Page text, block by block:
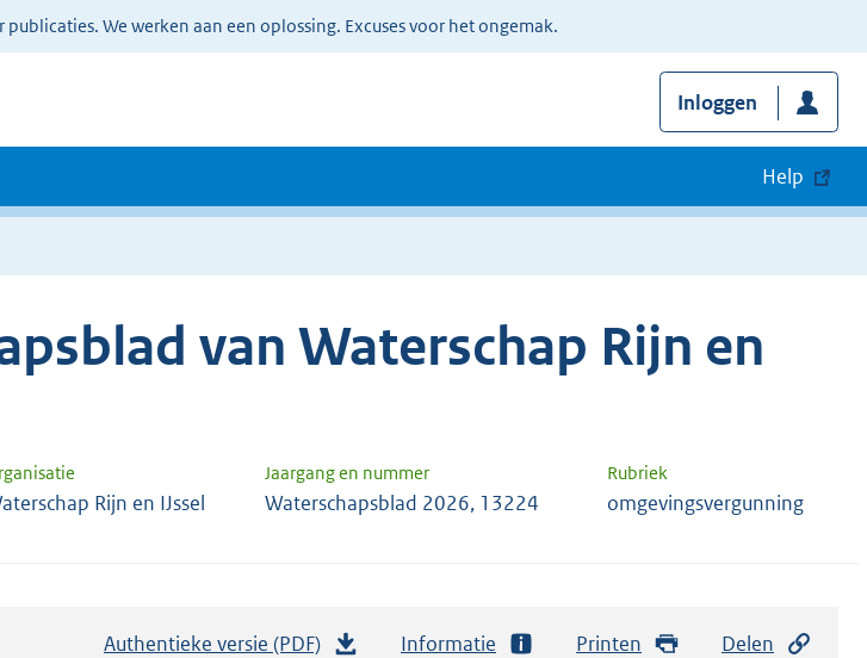
We werken aan een oplossing. Excuses voor het ongemak.
Inloggen
Help
van Waterschap Rijn en
Jaargang en nummer Rubriek
Rijn en IJssel Waterschapsblad 2026, 13224 omgevingsvergunning
Authentieke versie (PDF) Informatie Printen Delen